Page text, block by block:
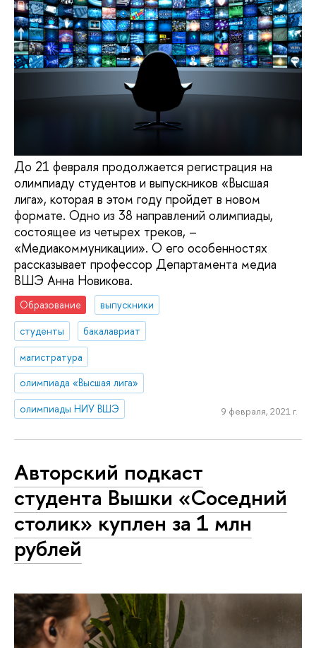
До 21 февраля продолжается регистрация на
олимпиаду студентов и выпускников «Высшая
лига», которая в этом году пройдет в новом
формате. Одно из 38 направлений олимпиады,
состоящее из четырех треков, –
«Медиакоммуникации». О его особенностях
рассказывает профессор Департамента медиа
ВШЭ Анна Новикова.
Образование
выпускники
студенты
бакалавриат
магистратура
олимпиада «Высшая лига»
олимпиады НИУ ВШЭ
9 февраля, 2021 г.
Авторский подкаст
студента Вышки «Соседний
столик» куплен за 1 млн
рублей